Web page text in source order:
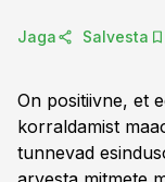
Jaga Salvesta
On positiivne, et
korraldamist
tunnevad